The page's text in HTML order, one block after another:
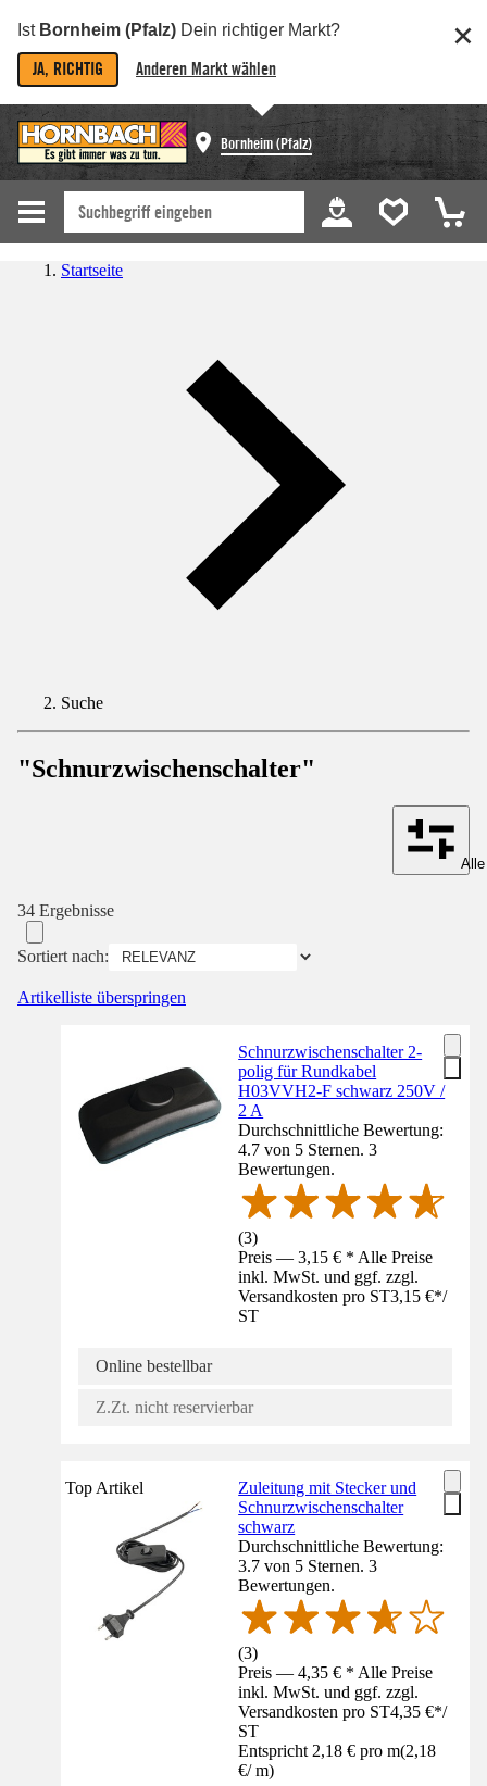
Ist Bornheim (Pfalz) Dein richtiger Markt?
JA, RICHTIG Anderen Markt wählen
Bornheim (Pfalz)
Startseite
Suche
"Schnurzwischenschalter"
34 Ergebnisse
Sortiert nach:
Artikelliste überspringen
Schnurzwischenschalter 2-
polig für Rundkabel
H03VVH2-F schwarz 250V /
2 A
Durchschnittliche Bewertung:
4.7 von 5 Sternen. 3
Bewertungen.
(3)
Preis — 3,15 € * Alle Preise
inkl. MwSt. und ggf. zzgl.
Versandkosten pro ST3,15 €*/
ST
Online bestellbar
Z.Zt. nicht reservierbar
Top Artikel
Zuleitung mit Stecker und
Schnurzwischenschalter
schwarz
Durchschnittliche Bewertung:
3.7 von 5 Sternen. 3
Bewertungen.
(3)
Preis — 4,35 € * Alle Preise
inkl. MwSt. und ggf. zzgl.
Versandkosten pro ST4,35 €*/
ST
Entspricht 2,18 € pro m(2,18
€/ m)